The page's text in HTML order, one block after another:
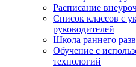
Расписание
Список классов с
руководителей
Школа раннего
Обучение с
технологий